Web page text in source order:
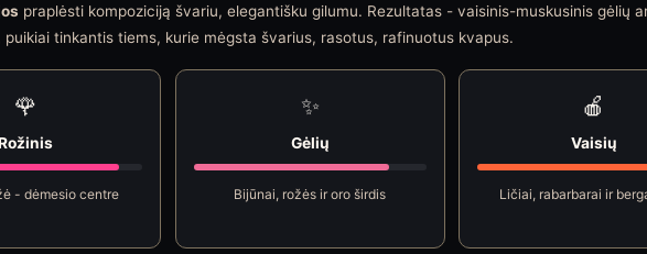
praplėsti kompoziciją švariu, elegantišku gilumu. Rezultatas - vaisinis-muskusinis gėlių
puikiai tinkantis tiems, kurie mėgsta švarius, rasotus, rafinuotus kvapus.
🌹
- dėmesio centre
✨
Gėlių
Bijūnai, rožės ir oro širdis
🍎
Vaisių
Ličiai, rabarbarai ir